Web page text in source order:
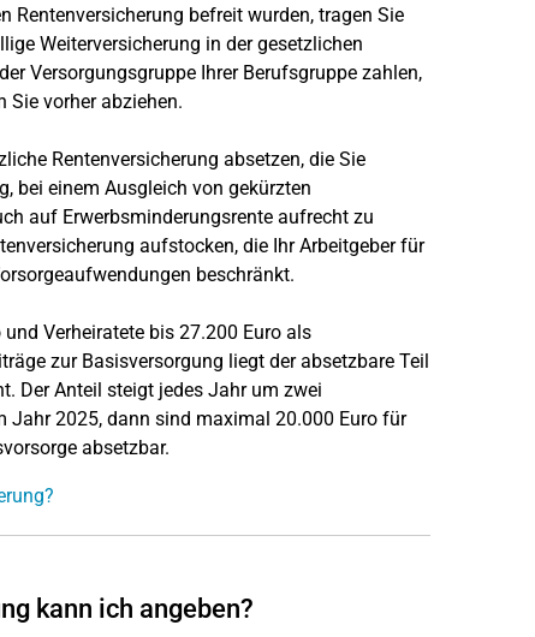
Rentenversicherung befreit wurden, tragen Sie
Weiterversicherung in der gesetzlichen
Versorgungsgruppe Ihrer Berufsgruppe zahlen,
Sie vorher abziehen.
Rentenversicherung absetzen, die Sie
bei einem Ausgleich von gekürzten
auf Erwerbsminderungsrente aufrecht zu
aufstocken, die Ihr Arbeitgeber für
beschränkt.
Verheiratete bis 27.200 Euro als
zur Basisversorgung liegt der absetzbare Teil
Der Anteil steigt jedes Jahr um zwei
Jahr 2025, dann sind maximal 20.000 Euro für
absetzbar.
kann ich angeben?